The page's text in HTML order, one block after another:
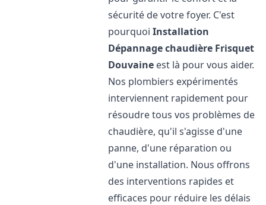
sécurité de votre foyer. C'est
pourquoiInstallation
Dépannage chaudière Frisquet
Douvaine est là pour vous aider.
Nos plombiers expérimentés
interviennent rapidement pour
résoudre tous vos problèmes de
chaudière, qu'il s'agisse d'une
panne, d'une réparation ou
d'une installation. Nous offrons
des interventions rapides et
efficaces pour réduire les délais